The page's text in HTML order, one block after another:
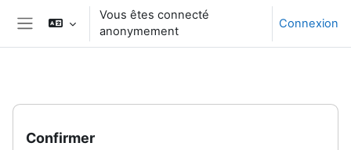
Passer au contenu principal
Panneau latéral
Vous êtes connecté
anonymement
Connexion
Confirmer